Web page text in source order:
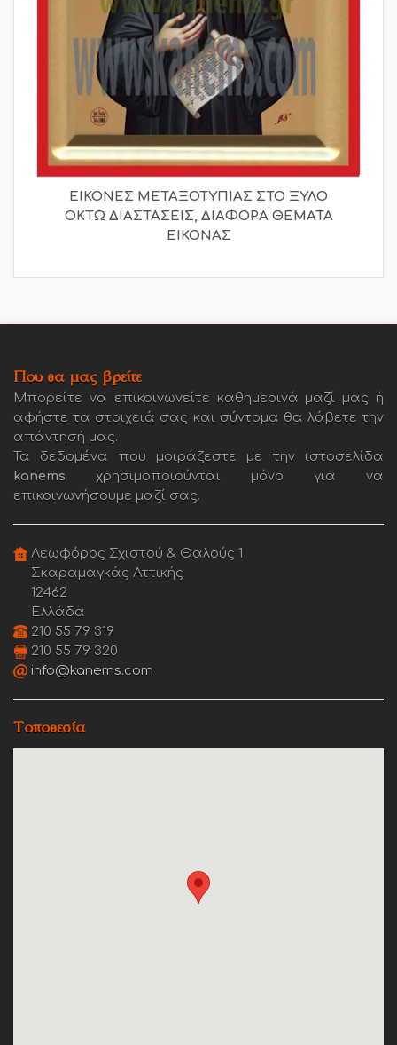
ΕΙΚΟΝΕΣ ΜΕΤΑΞΟΤΥΠΙΑΣ ΣΤΟ ΞΥΛΟ
ΟΚΤΩ ΔΙΑΣΤΑΣΕΙΣ, ΔΙΑΦΟΡΑ ΘΕΜΑΤΑ
ΕΙΚΟΝΑΣ
Που θα μας βρείτε
Μπορείτε να επικοινωνείτε καθημερινά μαζί μας ή
αφήστε τα στοιχειά σας και σύντομα θα λάβετε την
απάντησή μας.
Τα δεδομένα που μοιράζεστε με την ιστοσελίδα
kanems χρησιμοποιούνται μόνο για να
επικοινωνήσουμε μαζί σας.
Λεωφόρος Σχιστού & Θαλούς 1
Σκαραμαγκάς Αττικής
12462
Ελλάδα
210 55 79 319
210 55 79 320
info@kanems.com
Τοποθεσία